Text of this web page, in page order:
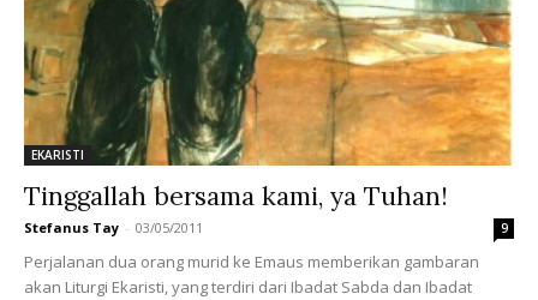
EKARISTI
Tinggallah bersama kami, ya Tuhan!
Stefanus Tay - 03/05/2011 9
Perjalanan dua orang murid ke Emaus memberikan gambaran
akan Liturgi Ekaristi, yang terdiri dari Ibadat Sabda dan Ibadat